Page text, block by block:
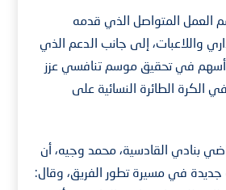
العمل المتواصل الذي قدمه
واللاعبات، إلى جانب الدعم الذي
أسهم في تحقيق موسم تنافسي عزز
الكرة الطائرة النسائية على
بنادي القادسية، محمد وجيه، أن
في مسيرة تطور الفريق، وقال: